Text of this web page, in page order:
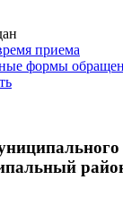
приема
формы